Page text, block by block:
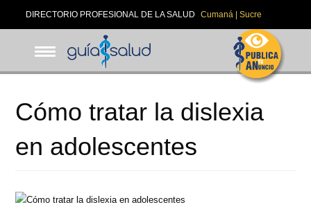
DIRECTORIO PROFESIONAL DE LA SALUD Cumaná | Sucre
Cómo tratar la dislexia
en adolescentes